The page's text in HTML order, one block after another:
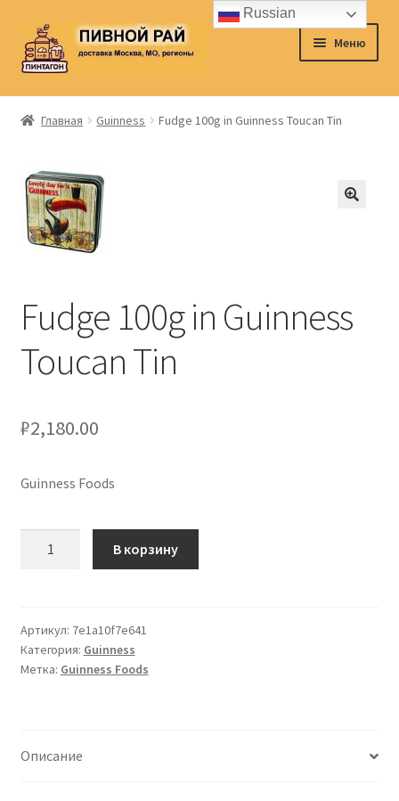
Перейти
к
навигации
Перейти
к
содержимому
Меню
Главная
Доставка
Заказ
Корзина
О нас
Сигары
Главная Guinness Fudge 100g in Guinness Toucan Tin
Fudge 100g in Guinness
Toucan Tin
₽2,180.00
Guinness Foods
in
Guinness
Toucan
В корзину
Артикул: 7e1a10f7e641
Категория: Guinness
Метка: Guinness Foods
Описание
Russian